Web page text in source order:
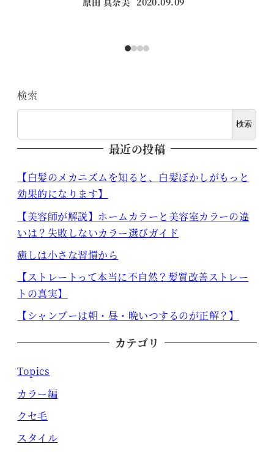
投稿日
検索
検索
最近の投稿
【白髪のメカニズムを知ると、白髪ぼかしがもっと
効果的になります】
【美容師が解説】ホームカラーと美容室カラーの違
いは？失敗しないカラー選びガイド
癒しは小さな習慣から
【ストレートって本当に不自然？髪質改善ストレー
トの真実】
【シャンプーは朝・昼・晩いつするのが正解？】
カテゴリ
Topics
カラー編
クセ毛
スタイル